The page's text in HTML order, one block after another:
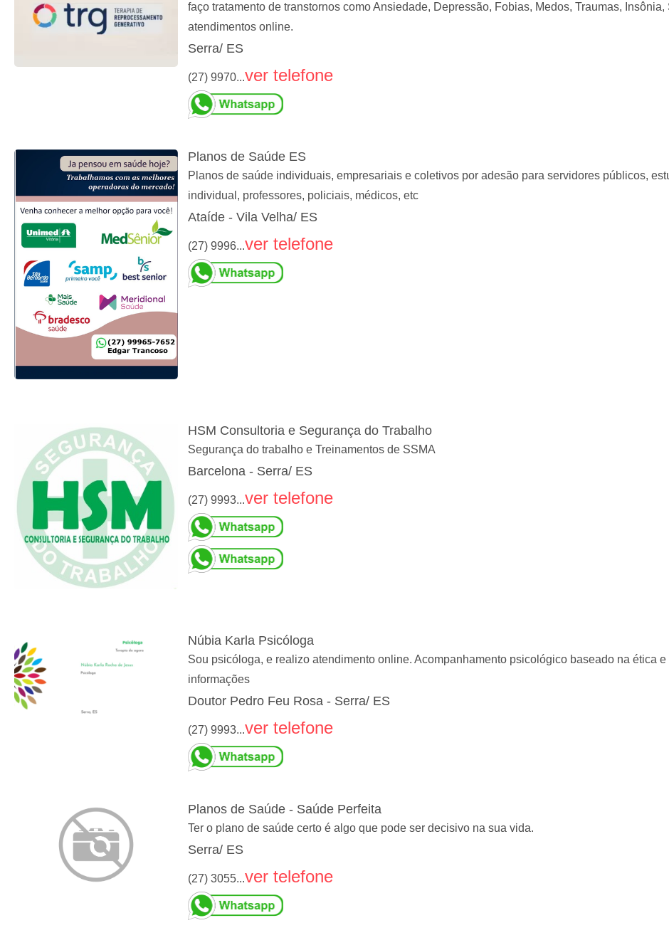
faço tratamento de transtornos como Ansiedade, Depressão, Fobias, Medos, Traumas,
atendimentos online.
Serra/ ES
(27) 9970...ver telefone
Planos de Saúde ES
Planos de saúde individuais, empresariais e coletivos por adesão para servidores públicos,
individual, professores, policiais, médicos, etc
Ataíde - Vila Velha/ ES
(27) 9996...ver telefone
HSM Consultoria e Segurança do Trabalho
Segurança do trabalho e Treinamentos de SSMA
Barcelona - Serra/ ES
(27) 9993...ver telefone
Núbia Karla Psicóloga
Sou psicóloga, e realizo atendimento online. Acompanhamento psicológico baseado na ética
informações
Doutor Pedro Feu Rosa - Serra/ ES
(27) 9993...ver telefone
Planos de Saúde - Saúde Perfeita
Ter o plano de saúde certo é algo que pode ser decisivo na sua vida.
Serra/ ES
(27) 3055...ver telefone